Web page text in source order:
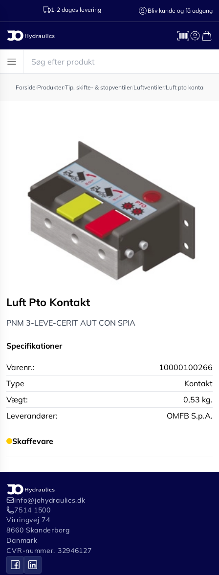
1-2 dages levering Ring til os
Bliv kunde og få adgang
Forside/Produkter/Tip, skifte- & stopventiler/Luftventiler/Luft pto kontakt
Luft Pto Kontakt
PNM 3-LEVE-CERIT AUT CON SPIA
Specifikationer
Varenr.:
10000100266
Type
Kontakt
Vægt:
0,53 kg.
Leverandører:
OMFB S.p.A.
Skaffevare
info@johydraulics.dk
7514 1500
Virringvej 74
8660 Skanderborg
Danmark
CVR-nummer. 32946127